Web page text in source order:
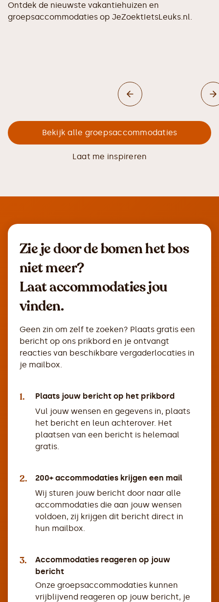
Ontdek de nieuwste vakantiehuizen en
groepsaccommodaties op JeZoektIetsLeuks.nl.
Bekijk alle groepsaccommodaties
Laat me inspireren
Zie je door de bomen het bos
niet meer?
Laat accommodaties jou
vinden.
Geen zin om zelf te zoeken? Plaats gratis een
bericht op ons prikbord en je ontvangt
reacties van beschikbare vergaderlocaties in
je mailbox.
1.
Plaats jouw bericht op het prikbord
Vul jouw wensen en gegevens in, plaats
het bericht en leun achterover. Het
plaatsen van een bericht is helemaal
gratis.
2.
200+ accommodaties krijgen een mail
Wij sturen jouw bericht door naar alle
accommodaties die aan jouw wensen
voldoen, zij krijgen dit bericht direct in
hun mailbox.
3.
Accommodaties reageren op jouw
bericht
Onze groepsaccommodaties kunnen
vrijblijvend reageren op jouw bericht, je